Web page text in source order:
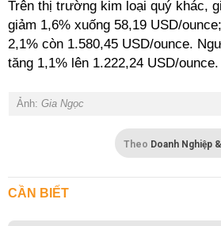
Trên thị trường kim loại quý khác,
giảm 1,6% xuống 58,19 USD/
2,1% còn 1.580,45 USD/ounce.
tăng 1,1% lên 1.222,24 USD/ounce.
Ảnh: Gia Ngọc
Theo Doanh Nghiệp
CẦN BIẾT